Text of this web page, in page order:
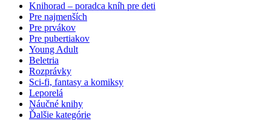
Knihorad – poradca kníh pre deti
Pre najmenších
Pre prvákov
Pre pubertiakov
Young Adult
Beletria
Rozprávky
Sci-fi, fantasy a komiksy
Leporelá
Náučné knihy
Ďalšie kategórie